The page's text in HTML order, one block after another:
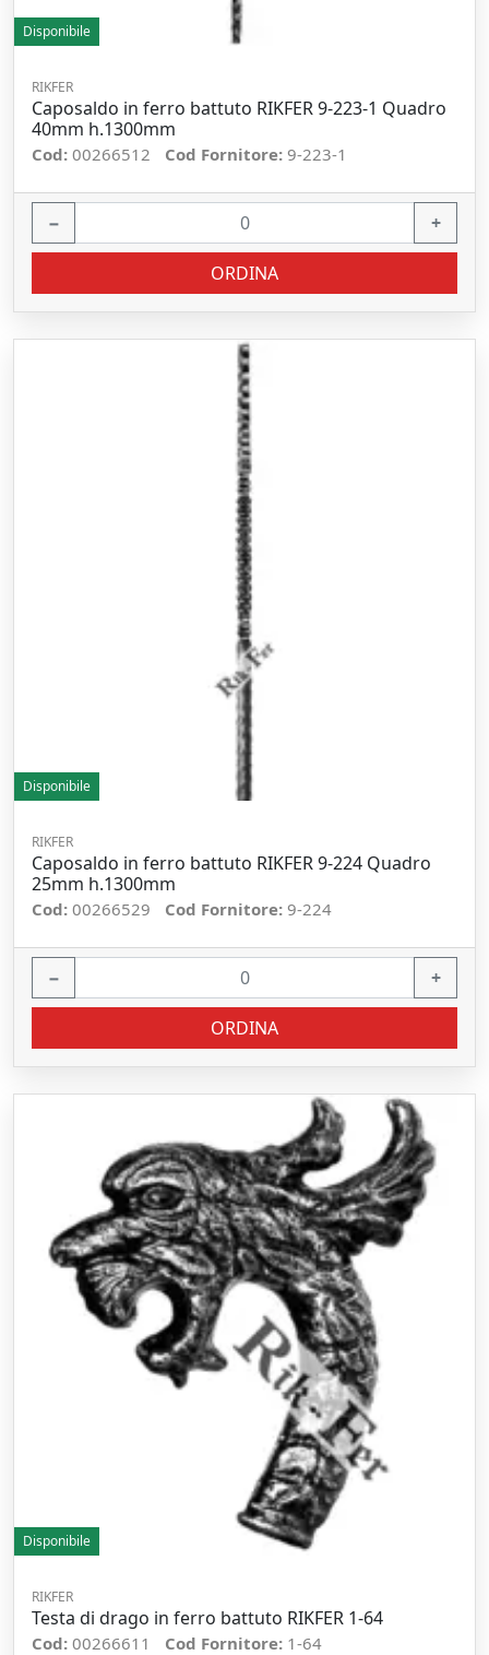
Disponibile
RIKFER
Caposaldo in ferro battuto RIKFER 9-223-1 Quadro
40mm h.1300mm
Cod: 00266512 Cod Fornitore: 9-223-1
− +
ORDINA
Disponibile
RIKFER
Caposaldo in ferro battuto RIKFER 9-224 Quadro
25mm h.1300mm
Cod: 00266529 Cod Fornitore: 9-224
− +
ORDINA
Disponibile
RIKFER
Testa di drago in ferro battuto RIKFER 1-64
Cod: 00266611 Cod Fornitore: 1-64